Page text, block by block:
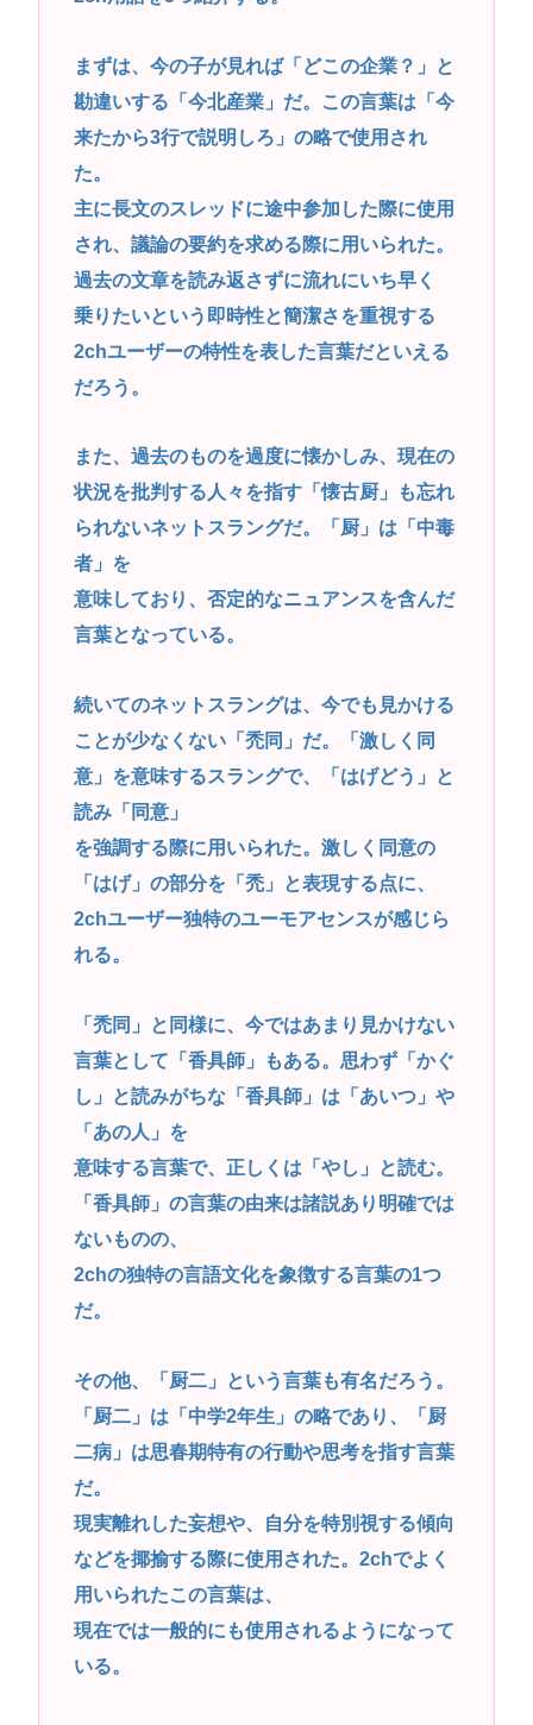
Powered by livedoor 相互RSS
まずは、今の子が見れば「どこの企業？」と
勘違いする「今北産業」だ。この言葉は「今
来たから3行で説明しろ」の略で使用され
た。
主に長文のスレッドに途中参加した際に使用
され、議論の要約を求める際に用いられた。
過去の文章を読み返さずに流れにいち早く
乗りたいという即時性と簡潔さを重視する
2chユーザーの特性を表した言葉だといえる
だろう。
また、過去のものを過度に懐かしみ、現在の
状況を批判する人々を指す「懐古厨」も忘れ
られないネットスラングだ。「厨」は「中毒
者」を
意味しており、否定的なニュアンスを含んだ
言葉となっている。
続いてのネットスラングは、今でも見かける
ことが少なくない「禿同」だ。「激しく同
意」を意味するスラングで、「はげどう」と
読み「同意」
を強調する際に用いられた。激しく同意の
「はげ」の部分を「禿」と表現する点に、
2chユーザー独特のユーモアセンスが感じら
れる。
「禿同」と同様に、今ではあまり見かけない
言葉として「香具師」もある。思わず「かぐ
し」と読みがちな「香具師」は「あいつ」や
「あの人」を
意味する言葉で、正しくは「やし」と読む。
「香具師」の言葉の由来は諸説あり明確では
ないものの、
2chの独特の言語文化を象徴する言葉の1つ
だ。
その他、「厨二」という言葉も有名だろう。
「厨二」は「中学2年生」の略であり、「厨
二病」は思春期特有の行動や思考を指す言葉
だ。
現実離れした妄想や、自分を特別視する傾向
などを揶揄する際に使用された。2chでよく
用いられたこの言葉は、
現在では一般的にも使用されるようになって
いる。